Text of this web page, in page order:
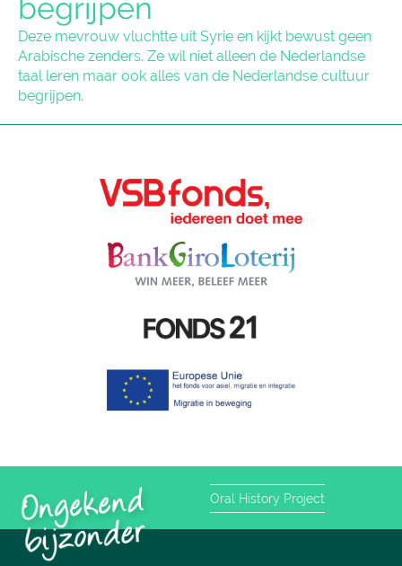
begrijpen
Deze mevrouw vluchtte uit Syrie en kijkt bewust geen
Arabische zenders. Ze wil niet alleen de Nederlandse
taal leren maar ook alles van de Nederlandse cultuur
begrijpen.
Oral History Project